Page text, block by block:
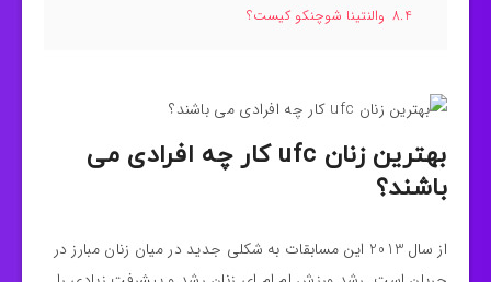
8.4 والنتینا شوچنکو کیست؟
بهترین زنان ufc کار چه افرادی می
باشند؟
از سال 2013 این مسابقات به شکلی جدید در میان زنان مبارز در